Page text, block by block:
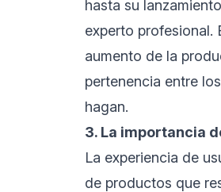
hasta su
experto profesional.
aumento de la
pertenencia entre
hagan.
3. La importancia
La experiencia de
de productos que